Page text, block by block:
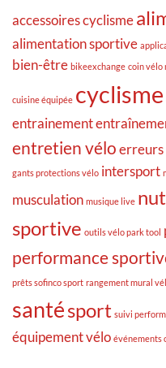
accessoires cyclisme
alimentation sportive
bien-être bikeexchange coin vélo
cuisine équipée cyclisme
entrainement
entretien véloerreurs
gants protections vélo intersport
musculation musique live
sportive outils vélo park tool
performance
prêts sofinco sport rangement mural
santésport suivi
équipement vélo événements